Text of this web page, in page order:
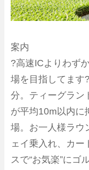
案内
?高速ICよりわず
場を目指してます
分。ティーグラン
が平均10m以内に
場。お一人様ラウ
ェイ乗入れ、カー
スで“お気楽”にゴ